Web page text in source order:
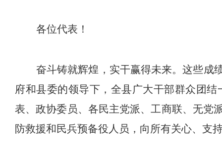
各位代表！
奋斗铸就辉煌，实干赢得未来。这些成
府和县委的领导下，全县广大干部群众团
表、政协委员、各民主党派、工商联、无党
防救援和民兵预备役人员，向所有关心、支